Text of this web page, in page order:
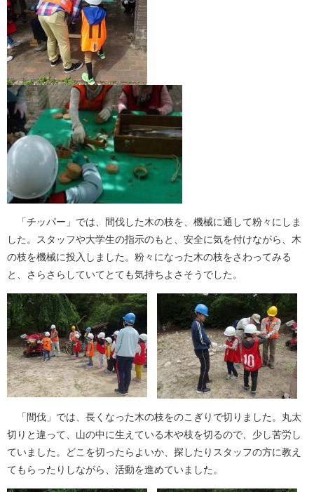
「チッパー」では、間伐した木の枝を、機械に通して粉々にしま
した。スタッフや大学生の指示のもと、安全に気を付けながら、木
の枝を機械に投入しました。粉々になった木の枝をさわってみる
と、さらさらしていてとても気持ちよさそうでした。
「間伐」では、長くなった木の枝をのこぎりで切りました。丸太
切りと違って、山の中に生えている木や枝を切るので、少し苦労し
ていました。どこを切ったらよいか、探したりスタッフの方に教え
てもらったりしながら、活動を進めていました。